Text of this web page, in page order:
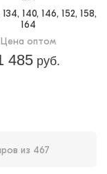
134, 140, 146, 152, 158,
164
Цена оптом
485 руб.
из 467